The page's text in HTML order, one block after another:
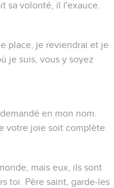
sa volonté, il l'exauce.
place, je reviendrai et je
je suis, vous y soyez
en mon nom.
votre joie soit complète.
mais eux, ils sont
toi. Père saint, garde-les